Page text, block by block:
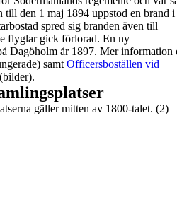
till den 1 maj 1894 uppstod en brand i
spred sig branden även till
flyglar gick förlorad. En ny
Dagöholm år 1897. Mer information
samt Officersboställen vid
(bilder).
gäller mitten av 1800-talet. (2)